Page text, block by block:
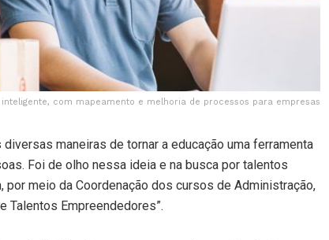
com mapeamento e melhoria de processos para empresas
maneiras de tornar a educação uma ferramenta
Foi de olho nessa ideia e na busca por talentos
por meio da Coordenação dos cursos de Administração,
Talentos Empreendedores”.